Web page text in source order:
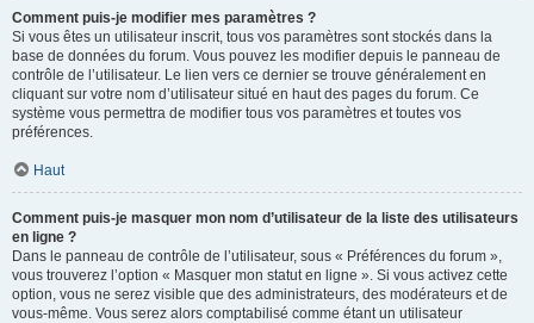
Comment puis-je modifier mes paramètres ?
Si vous êtes un utilisateur inscrit, tous vos paramètres sont stockés dans la
base de données du forum. Vous pouvez les modifier depuis le panneau de
contrôle de l’utilisateur. Le lien vers ce dernier se trouve généralement en
cliquant sur votre nom d’utilisateur situé en haut des pages du forum. Ce
système vous permettra de modifier tous vos paramètres et toutes vos
préférences.
Haut
Comment puis-je masquer mon nom d’utilisateur de la liste des utilisateurs
en ligne ?
Dans le panneau de contrôle de l’utilisateur, sous « Préférences du forum »,
vous trouverez l’option « Masquer mon statut en ligne ». Si vous activez cette
option, vous ne serez visible que des administrateurs, des modérateurs et de
vous-même. Vous serez alors comptabilisé comme étant un utilisateur